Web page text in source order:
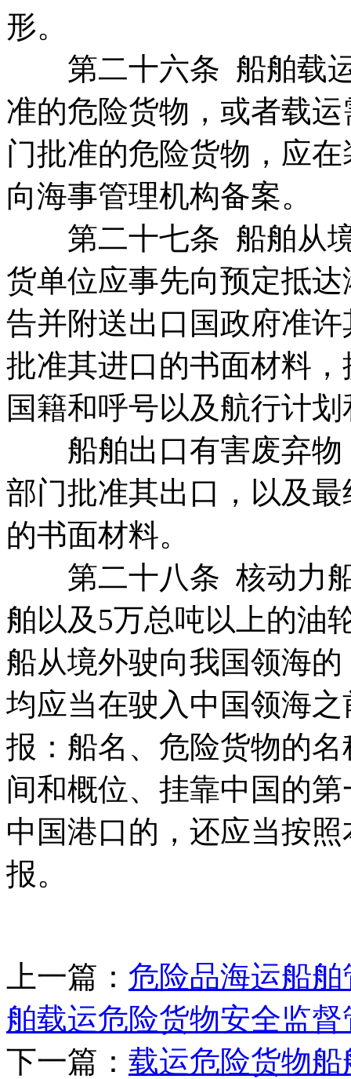
形。
第二十六条 船舶载运
准的危险货物，或者载
门批准的危险货物，应
向海事管理机构备案。
第二十七条 船舶从境
货单位应事先向预定抵
告并附送出口国政府准
批准其进口的书面材料
国籍和呼号以及航行计
船舶出口有害废弃物
部门批准其出口，以及
的书面材料。
第二十八条 核动力船
舶以及5万总吨以上的油
船从境外驶向我国领海
均应当在驶入中国领海
报：船名、危险货物的
间和概位、挂靠中国的
中国港口的，还应当按
报。
上一篇： 危险品海运船
舶载运危险货物安全监
下一篇： 载运危险货物